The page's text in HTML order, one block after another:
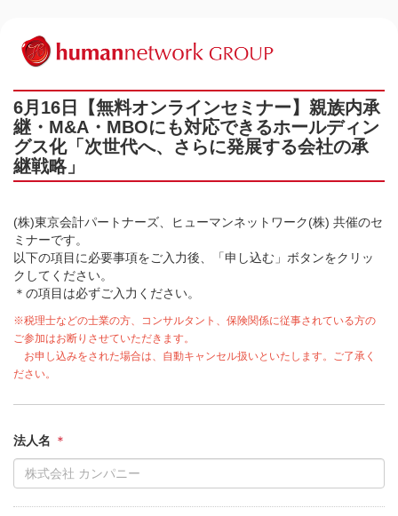
6月16日【無料オンラインセミナー】親族内承
継・M&A・MBOにも対応できるホールディン
グス化「次世代へ、さらに発展する会社の承
継戦略」
(株)東京会計パートナーズ、ヒューマンネットワーク(株) 共催のセ
ミナーです。
以下の項目に必要事項をご入力後、「申し込む」ボタンをクリッ
クしてください。
＊の項目は必ずご入力ください。
※税理士などの士業の方、コンサルタント、保険関係に従事されている方の
ご参加はお断りさせていただきます。
お申し込みをされた場合は、自動キャンセル扱いといたします。ご了承く
ださい。
法人名